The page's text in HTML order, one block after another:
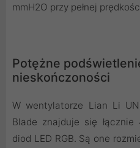
mmH2O przy pełnej
Potężne
nieskończoności
W wentylatorze Lian Li
Blade znajduje się
diod LED RGB. Są one